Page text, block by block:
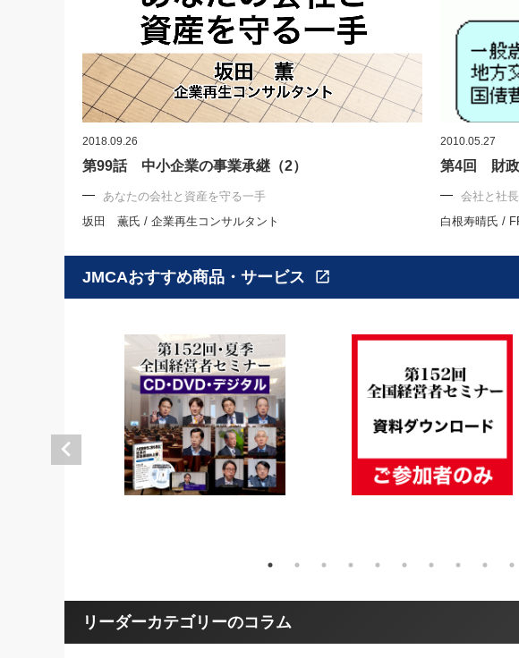
2018.09.26
第99話 中小企業の事業承継（2）
あなたの会社と資産を守る一手
坂田 薫氏 / 企業再生コンサルタント
2010.05.27
第4回 財政
会社と社
白根寿晴氏 /
JMCAおすすめ商品・サービス open_in_new
リーダーカテゴリーのコラム